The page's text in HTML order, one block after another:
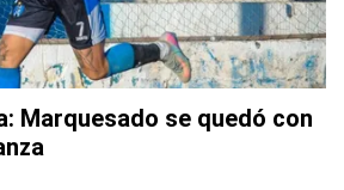
Marquesado se quedó con